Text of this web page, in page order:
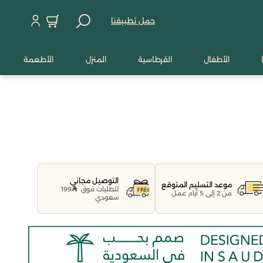
حمل تطبيقنا
الأطفال القرطاسية المنزل الأطعمة
موعد التسليم المتوقع
من 2 إلى 5 أيام عمل
التوصيل مجاني
للطلبات فوق
199
سعودي